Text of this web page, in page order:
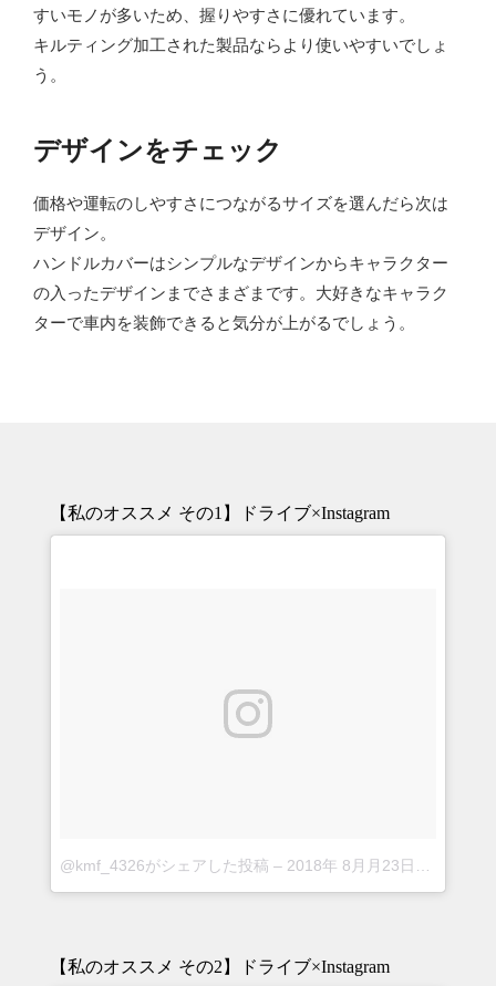
すいモノが多いため、握りやすさに優れています。
キルティング加工された製品ならより使いやすいでしょ
う。
デザインをチェック
価格や運転のしやすさにつながるサイズを選んだら次は
デザイン。
ハンドルカバーはシンプルなデザインからキャラクター
の入ったデザインまでさまざまです。大好きなキャラク
ターで車内を装飾できると気分が上がるでしょう。
【私のオススメ その1】ドライブ×Instagram
@kmf_4326がシェアした投稿 – 2018年 8月月23日午前5時04分PDT
【私のオススメ その2】ドライブ×Instagram